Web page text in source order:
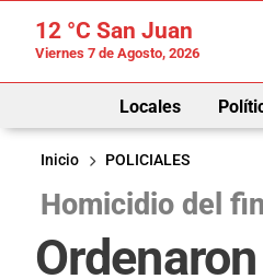
12 °C San Juan
Viernes 7 de Agosto, 2026
Locales
Inicio POLICIALES
Homicidio del